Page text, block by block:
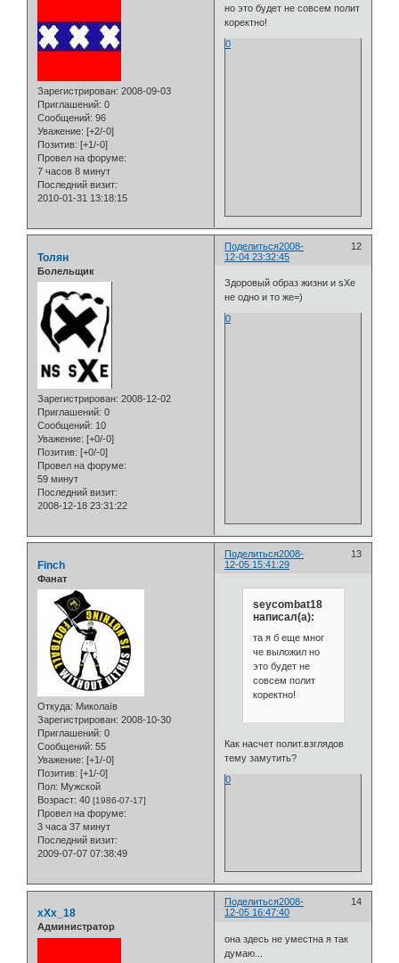
Зарегистрирован: 2008-09-03
Приглашений: 0
Сообщений: 96
Уважение: [+2/-0]
Позитив: [+1/-0]
Провел на форуме:
7 часов 8 минут
Последний визит:
2010-01-31 13:18:15
но это будет не совсем полит
коректно!
0
Поделиться 12
2008-
12-04 23:32:45
Толян
Болельщик
Зарегистрирован: 2008-12-02
Приглашений: 0
Сообщений: 10
Уважение: [+0/-0]
Позитив: [+0/-0]
Провел на форуме:
59 минут
Последний визит:
2008-12-18 23:31:22
Здоровый образ жизни и sXe
не одно и то же=)
0
Поделиться 13
2008-
12-05 15:41:29
Finch
Фанат
Откуда: Миколаїв
Зарегистрирован: 2008-10-30
Приглашений: 0
Сообщений: 55
Уважение: [+1/-0]
Позитив: [+1/-0]
Пол: Мужской
Возраст: 40 [1986-07-17]
Провел на форуме:
3 часа 37 минут
Последний визит:
2009-07-07 07:38:49
seycombat18
написал(а):
та я б еще мног
че выложил но
это будет не
совсем полит
коректно!
Как насчет полит.взглядов
тему замутить?
0
Поделиться 14
2008-
12-05 16:47:40
xXx_18
Администратор
она здесь не уместна я так
думаю...